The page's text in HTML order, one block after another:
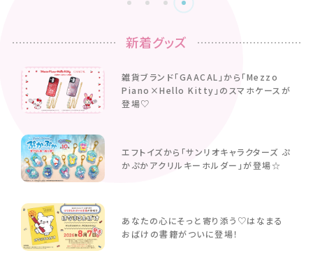
新着グッズ
雑貨ブランド「GAACAL」から「Mezzo
Piano×Hello Kitty」のスマホケースが
登場♡
エフトイズから「サンリオキャラクターズ ぷ
かぷかアクリルキーホルダー」が登場☆
あなたの心にそっと寄り添う♡はなまる
おばけの書籍がついに登場！